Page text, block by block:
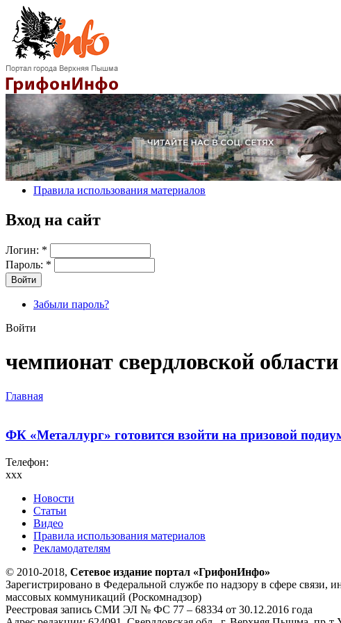
Правила использования материалов
Вход на сайт
Логин: *
Пароль: *
Забыли пароль?
Войти
чемпионат свердловской
Главная
ФК «Металлург» готовится взойти на призовой
Телефон:
xxx
Новости
Статьи
Видео
Правила использования материалов
Рекламодателям
© 2010-2018, Сетевое издание портал «ГрифонИнфо»
Зарегистрировано в Федеральной службе по надзору в сфере связи,
массовых коммуникаций (Роскомнадзор)
Реестровая запись СМИ ЭЛ № ФС 77 – 68334 от 30.12.2016 года